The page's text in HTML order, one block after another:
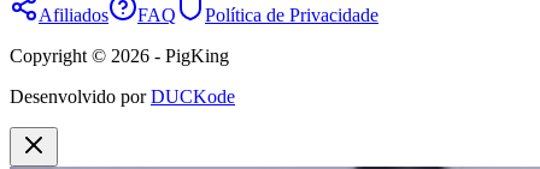
Afiliados
FAQ
Política de Privacidade
Copyright © 2026 - PigKing
Desenvolvido por DUCKode